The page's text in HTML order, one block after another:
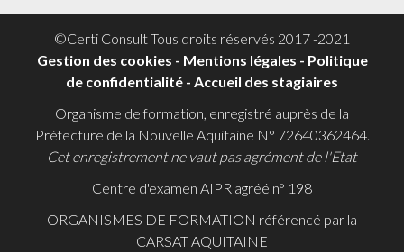
©Certi Consult Tous droits réservés 2017 -2021
Gestion des cookies - Mentions légales - Politique
de confidentialité - Accueil des stagiaires
Organisme de formation, enregistré auprès de la
Préfecture de la Nouvelle Aquitaine N° 72640362464.
Cet enregistrement ne vaut pas agrément de l'Etat
Centre d'examen AIPR agréé n° 198
ORGANISMES DE FORMATION référencé par la
CARSAT AQUITAINE